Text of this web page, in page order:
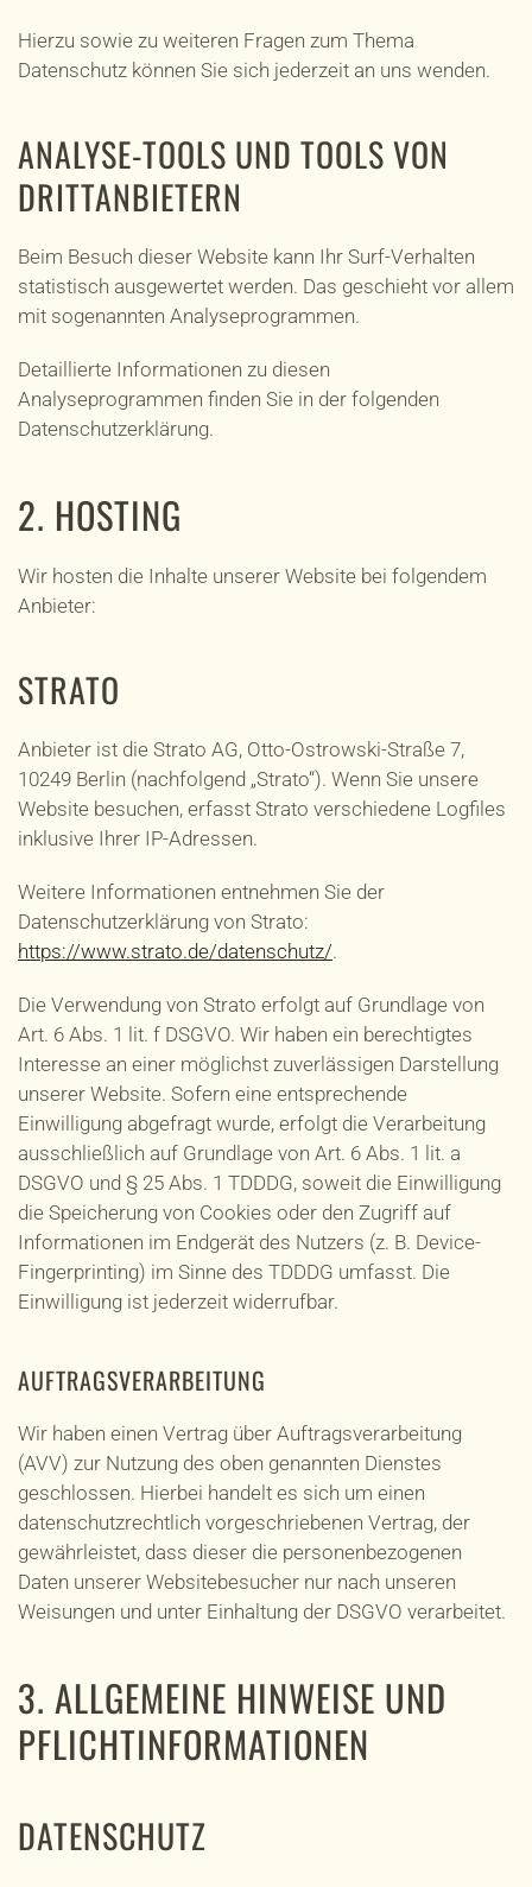
Hierzu sowie zu weiteren Fragen zum Thema
Datenschutz können Sie sich jederzeit an uns wenden.
ANALYSE-TOOLS UND TOOLS VON
DRITT­ANBIETERN
Beim Besuch dieser Website kann Ihr Surf-Verhalten
statistisch ausgewertet werden. Das geschieht vor allem
mit sogenannten Analyseprogrammen.
Detaillierte Informationen zu diesen
Analyseprogrammen finden Sie in der folgenden
Datenschutzerklärung.
2. HOSTING
Wir hosten die Inhalte unserer Website bei folgendem
Anbieter:
STRATO
Anbieter ist die Strato AG, Otto-Ostrowski-Straße 7,
10249 Berlin (nachfolgend „Strato“). Wenn Sie unsere
Website besuchen, erfasst Strato verschiedene Logfiles
inklusive Ihrer IP-Adressen.
Weitere Informationen entnehmen Sie der
Datenschutzerklärung von Strato:
https://www.strato.de/datenschutz/.
Die Verwendung von Strato erfolgt auf Grundlage von
Art. 6 Abs. 1 lit. f DSGVO. Wir haben ein berechtigtes
Interesse an einer möglichst zuverlässigen Darstellung
unserer Website. Sofern eine entsprechende
Einwilligung abgefragt wurde, erfolgt die Verarbeitung
ausschließlich auf Grundlage von Art. 6 Abs. 1 lit. a
DSGVO und § 25 Abs. 1 TDDDG, soweit die Einwilligung
die Speicherung von Cookies oder den Zugriff auf
Informationen im Endgerät des Nutzers (z. B. Device-
Fingerprinting) im Sinne des TDDDG umfasst. Die
Einwilligung ist jederzeit widerrufbar.
AUFTRAGSVERARBEITUNG
Wir haben einen Vertrag über Auftragsverarbeitung
(AVV) zur Nutzung des oben genannten Dienstes
geschlossen. Hierbei handelt es sich um einen
datenschutzrechtlich vorgeschriebenen Vertrag, der
gewährleistet, dass dieser die personenbezogenen
Daten unserer Websitebesucher nur nach unseren
Weisungen und unter Einhaltung der DSGVO verarbeitet.
3. ALLGEMEINE HINWEISE UND
PFLICHT­INFORMATIONEN
DATENSCHUTZ